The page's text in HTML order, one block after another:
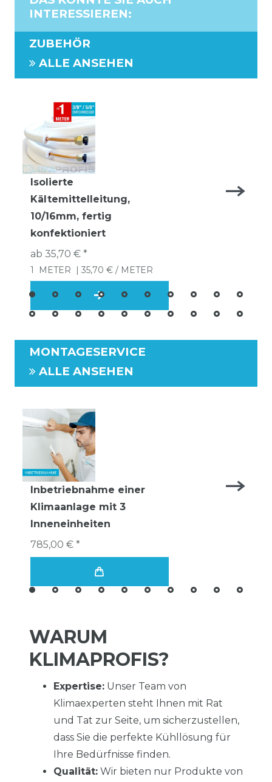
INTERESSIEREN:
ZUBEHÖR
ALLE ANSEHEN
Isolierte
Kältemittelleitung,
10/16mm, fertig
konfektioniert
ab 35,70 € *
1 METER | 35,70 € / METER
MONTAGESERVICE
ALLE ANSEHEN
Inbetriebnahme einer
Klimaanlage mit 3
Inneneinheiten
785,00 € *
WARUM
KLIMAPROFIS?
Expertise: Unser Team von
Klimaexperten steht Ihnen mit Rat
und Tat zur Seite, um sicherzustellen,
dass Sie die perfekte Kühllösung für
Ihre Bedürfnisse finden.
Qualität: Wir bieten nur Produkte von